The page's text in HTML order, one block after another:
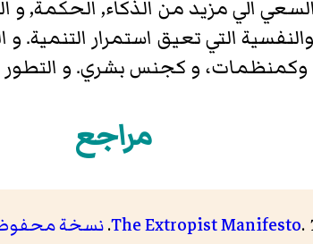
الي مزيد من الذكاء, الحكمة, و
والنفسية التي تعيق استمرار
وكمنظمات، و كجنس بشري. و
مراجع
The Extropist Manifesto. نسخة